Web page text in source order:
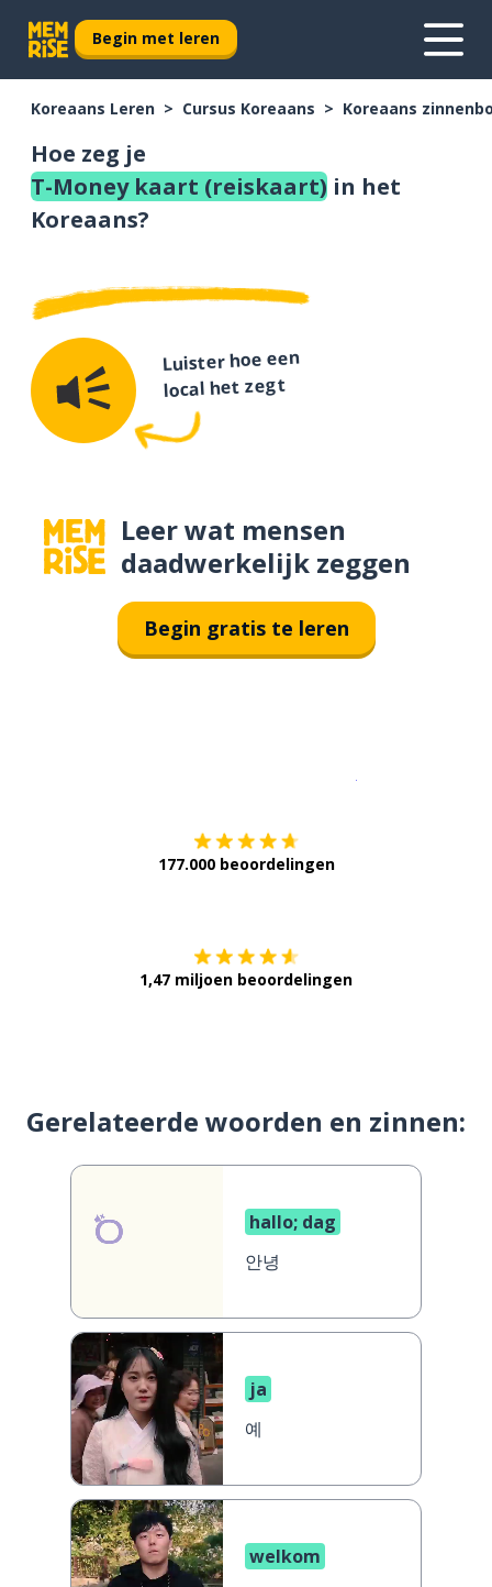
Begin met leren
Koreaans Leren Cursus Koreaans Koreaans
Hoe zeg je
T-Money kaart (reiskaart) in het
Koreaans?
Luister hoe een
local het zegt
Leer wat mensen
daadwerkelijk zeggen
Begin gratis te leren
177.000 beoordelingen
1,47 miljoen beoordelingen
Gerelateerde woorden en zinnen:
hallo; dag
안녕
ja
예
welkom